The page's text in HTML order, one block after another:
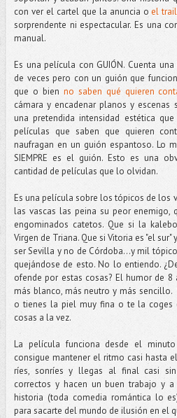
con ver el cartel que la anuncia oel
sorprendente ni espectacular. Es una
manual.
Es una película con GUIÓN. Cuenta
de veces pero con un guión que
que o bien no saben qué quieren
cámara y encadenar planos y
una pretendida intensidad estética
películas que saben que quieren
naufragan en un guión espantoso. Lo
SIEMPRE es el guión. Esto es una
cantidad de películas que lo olvidan.
Es una película sobre los tópicos de los
las vascas las peina su peor enemigo,
engominados catetos. Que si la
Virgen de Triana. Que si Vitoria es "el
ser Sevilla y no de Córdoba...y mil
quejándose de esto. No lo entiendo.
ofende por estas cosas? El humor de
más blanco, más neutro y más
o tienes la piel muy fina o te la
cosas a la vez.
La película funciona desde el
consigue mantener el ritmo casi hasta
ríes, sonríes y llegas al final casi sin
correctos y hacen un buen trabajo y
historia (toda comedia romántica lo
para sacarte del mundo de ilusión en el